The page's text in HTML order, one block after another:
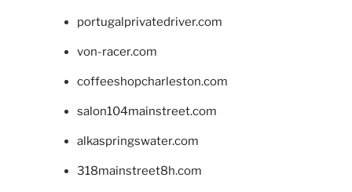
portugalprivatedriver.com
von-racer.com
coffeeshopcharleston.com
salon104mainstreet.com
alkaspringswater.com
318mainstreet8h.com